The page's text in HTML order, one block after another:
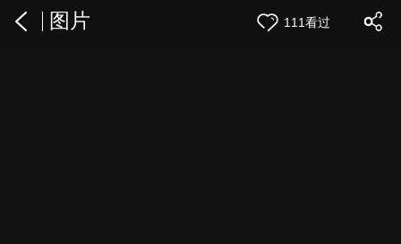
图片 111看过